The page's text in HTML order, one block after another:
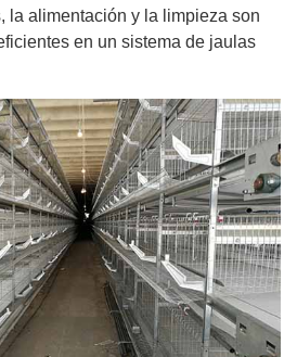
la alimentación y la limpieza son
en un sistema de jaulas